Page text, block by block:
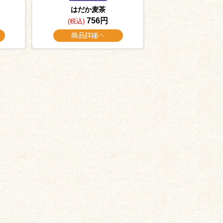
はだか麦茶
(税込) 756円